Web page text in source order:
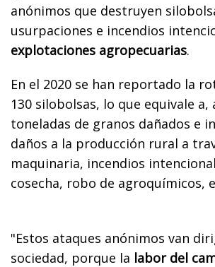
anónimos que destruyen
usurpaciones e incendios
explotaciones agropecuarias.
En el 2020 se han reportado la
130 silobolsas, lo que equivale a,
toneladas de granos dañados e
daños a la producción rural a
maquinaria, incendios
cosecha, robo de agroquímicos,
"Estos ataques anónimos van
sociedad, porque la labor del